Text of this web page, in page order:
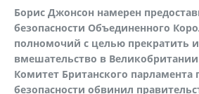
Борис Джонсон намерен
безопасности Объединенного
полномочий с целью прекратить
вмешательство в Великобритании
Комитет Британского парламента
безопасности обвинил